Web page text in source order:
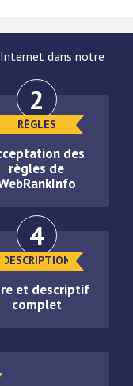
dans notre
2
RÈGLES
des
règles de
4
DESCRIPTION
et descriptif
complet